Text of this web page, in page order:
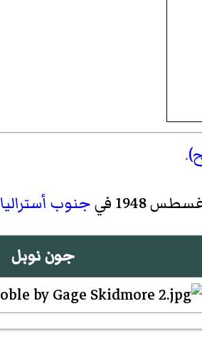
.
جنوب أستراليا
جون نوبل